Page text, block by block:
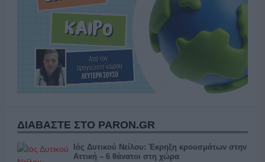
ΔΙΑΒΑΣΤΕ ΣΤΟ PARON.GR
Ιός Δυτικού Νείλου: Έκρηξη κρουσμάτων στην
Αττική – 6 θάνατοι στη χώρα